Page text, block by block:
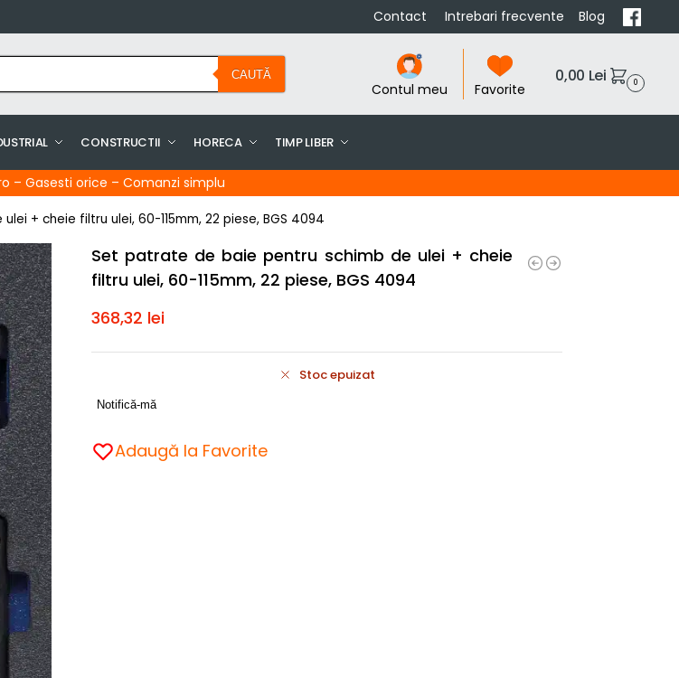
Contact Intrebari frecvente Blog
CAUTĂ
Contul meu Favorite
0,00 Lei 0
CONSTRUCTII HORECA TIMP LIBER
– Gasesti orice – Comanzi simplu
+ cheie filtru ulei, 60-115mm, 22 piese, BGS 4094
Set patrate de baie pentru schimb de ulei + cheie
filtru ulei, 60-115mm, 22 piese, BGS 4094
368,32 lei
Stoc epuizat
Notifică-mă
Adaugă la Favorite